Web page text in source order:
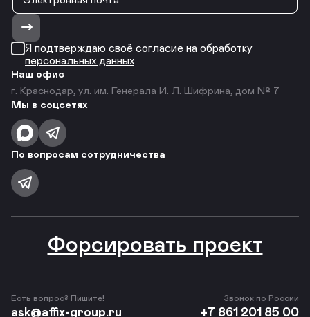
Я подтверждаю своё согласие на обработку
персональных данных
Наш офис
г. Краснодар, ул. им. Генерала И. Л. Шифрина, дом № 7
Мы в соцсетях
По вопросам сотрудничества
Есть вопрос? Пишите!
ask@affix-group.ru
Форсировать проект
Звонок по России
+7 861 201 85 00